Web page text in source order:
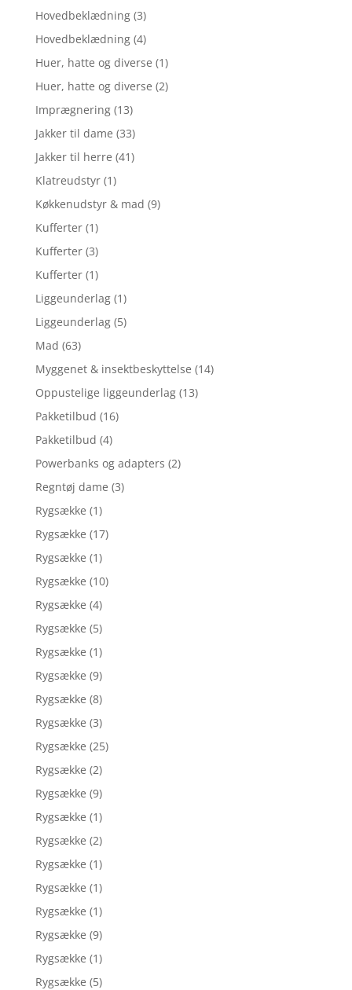
Hovedbeklædning (3)
Hovedbeklædning (4)
Huer, hatte og diverse (1)
Huer, hatte og diverse (2)
Imprægnering (13)
Jakker til dame (33)
Jakker til herre (41)
Klatreudstyr (1)
Køkkenudstyr & mad (9)
Kufferter (1)
Kufferter (3)
Kufferter (1)
Liggeunderlag (1)
Liggeunderlag (5)
Mad (63)
Myggenet & insektbeskyttelse (14)
Oppustelige liggeunderlag (13)
Pakketilbud (16)
Pakketilbud (4)
Powerbanks og adapters (2)
Regntøj dame (3)
Rygsække (1)
Rygsække (17)
Rygsække (1)
Rygsække (10)
Rygsække (4)
Rygsække (5)
Rygsække (1)
Rygsække (9)
Rygsække (8)
Rygsække (3)
Rygsække (25)
Rygsække (2)
Rygsække (9)
Rygsække (1)
Rygsække (2)
Rygsække (1)
Rygsække (1)
Rygsække (1)
Rygsække (9)
Rygsække (1)
Rygsække (5)